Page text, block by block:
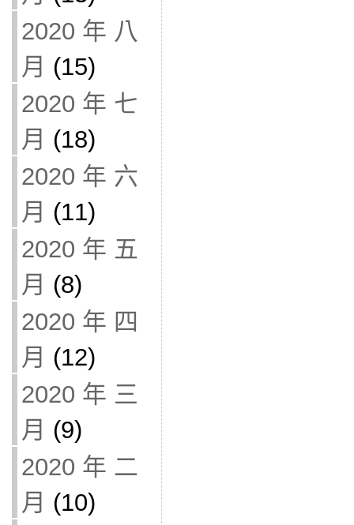
2020 年 八
月 (15)
2020 年 七
月 (18)
2020 年 六
月 (11)
2020 年 五
月 (8)
2020 年 四
月 (12)
2020 年 三
月 (9)
2020 年 二
月 (10)